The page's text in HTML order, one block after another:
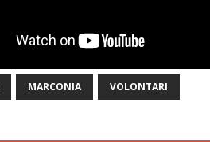
MARCONIA VOLONTARI